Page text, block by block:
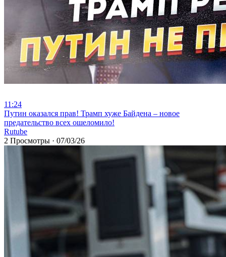
11:24
⁣Путин оказался прав! Трамп хуже Байдена – новое
предательство всех ошеломило!
Rutube
2 Просмотры · 07/03/26